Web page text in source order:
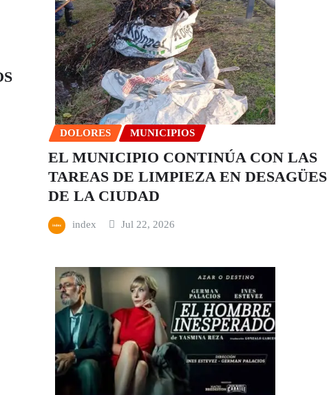
DOLORES MUNICIPIOS
EL MUNICIPIO CONTINÚA CON LAS
TAREAS DE LIMPIEZA EN DESAGÜES
DE LA CIUDAD
index Jul 22, 2026